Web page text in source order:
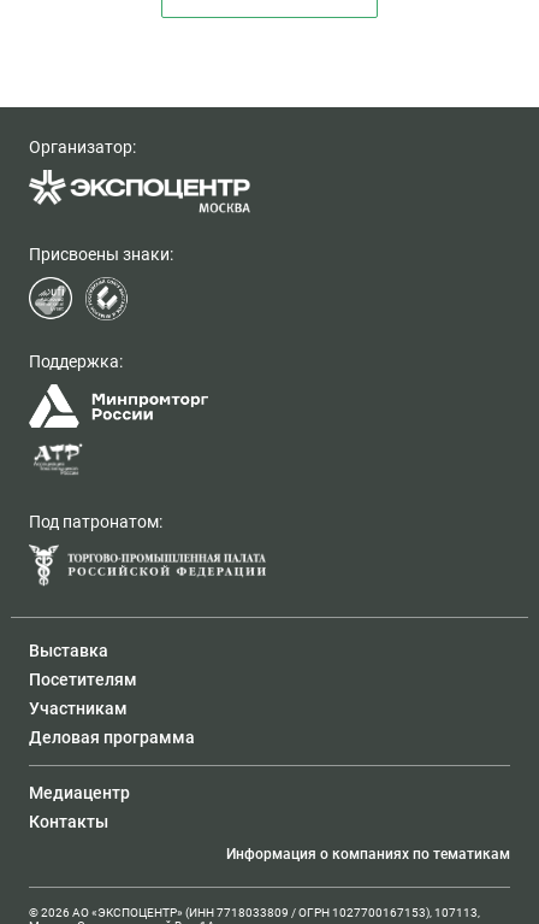
Организатор:
Присвоены знаки:
Поддержка:
Под патронатом:
Выставка
Посетителям
Участникам
Деловая программа
Медиацентр
Контакты
Информация о компаниях по тематикам
© 2026 АО «ЭКСПОЦЕНТР» (ИНН 7718033809 / ОГРН 1027700167153), 107113,